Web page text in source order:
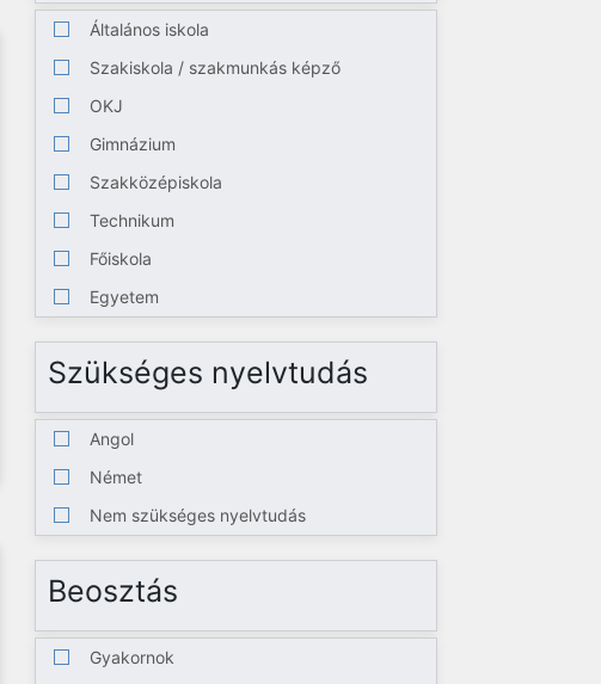
Általános iskola
Szakiskola / szakmunkás képző
OKJ
Gimnázium
Szakközépiskola
Technikum
Főiskola
Egyetem
Szükséges nyelvtudás
Angol
Német
Nem szükséges nyelvtudás
Beosztás
Gyakornok